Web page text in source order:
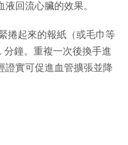
回流心臟的效果。
捲起來的報紙（或毛巾等
分鐘。重複一次後換手進
證實可促進血管擴張並降